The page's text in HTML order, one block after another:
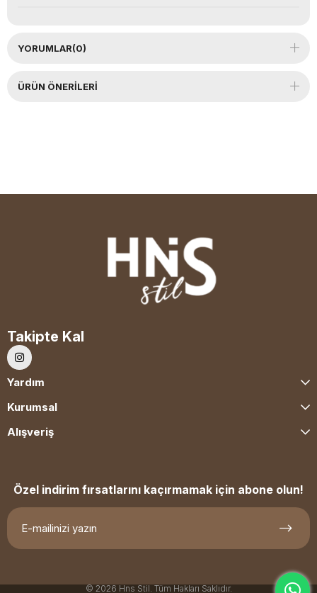
YORUMLAR(0)
ÜRÜN ÖNERILERI
Takipte Kal
Yardım
Kurumsal
Alışveriş
Özel indirim fırsatlarını kaçırmamak için abone olun!
© 2026 Hns Stil. Tüm Hakları Saklıdır.